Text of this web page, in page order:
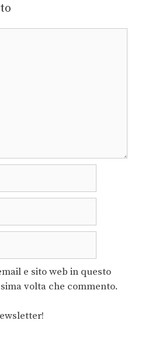
e sito web in questo
volta che commento.